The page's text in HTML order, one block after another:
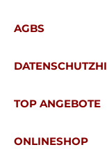
AGBS
TOP ANGEBOTE
ONLINESHOP